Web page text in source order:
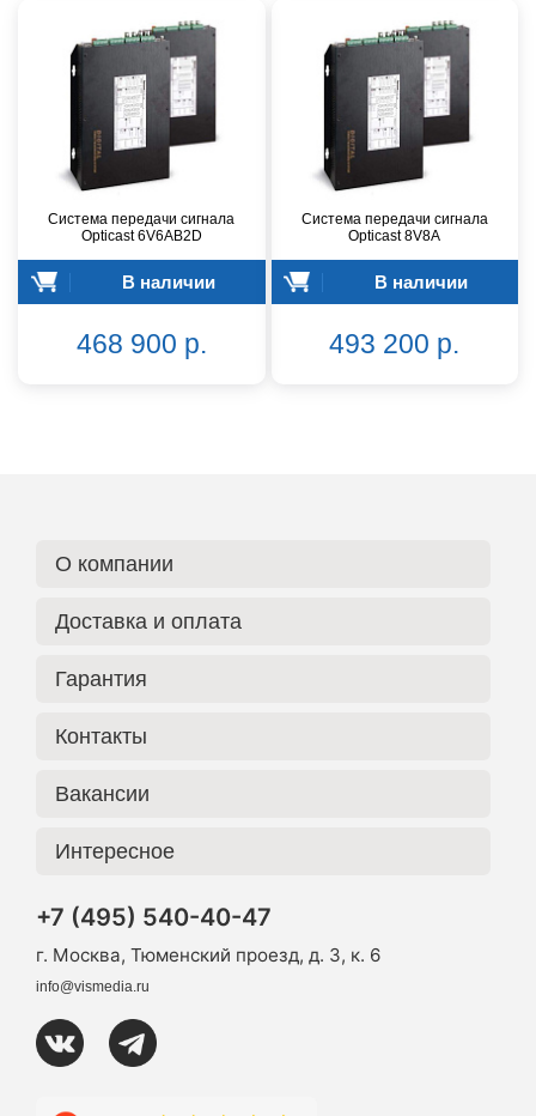
Система передачи сигнала
Opticast 6V6AB2D
В наличии
468 900 р.
Система передачи сигнала
Opticast 8V8A
В наличии
493 200 р.
О компании
Доставка и оплата
Гарантия
Контакты
Вакансии
Интересное
+7 (495) 540-40-47
г. Москва, Тюменский проезд, д. 3, к. 6
info@vismedia.ru